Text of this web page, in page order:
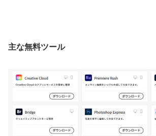
主な無料ツール